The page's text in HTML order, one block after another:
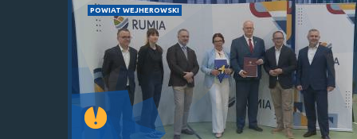
POWIAT WEJHEROWSKI